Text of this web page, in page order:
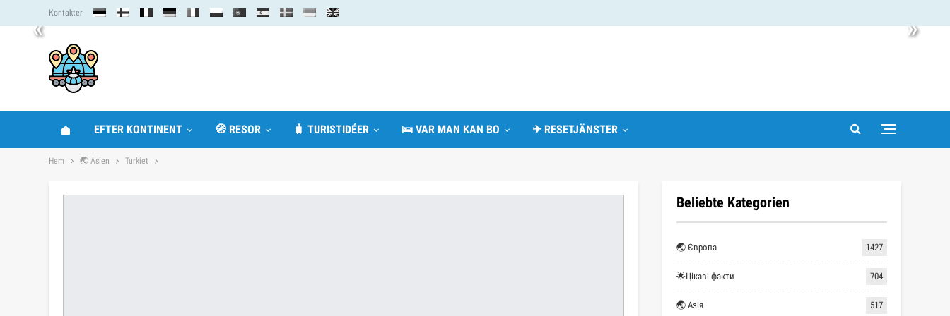
« »
Kontakter
EFTER KONTINENT 🧭 RESOR 🧳 TURISTIDÉER 🛌 VAR MAN KAN BO ✈ RESETJÄNSTER
Hem 🌏 Asien Turkiet
Beliebte Kategorien
🌏 Європа 1427
🌟Цікаві факти 704
🌏 Азія 517